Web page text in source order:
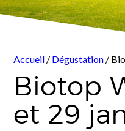
Accueil / Dégustation /
Biotop
et 29